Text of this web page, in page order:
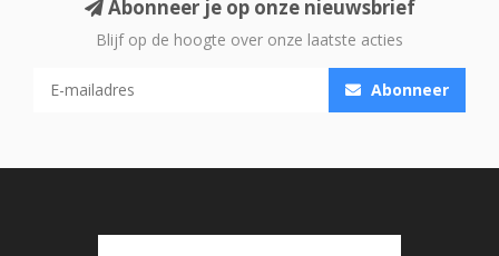
Abonneer je op onze nieuwsbrief
Blijf op de hoogte over onze laatste acties
Abonneer